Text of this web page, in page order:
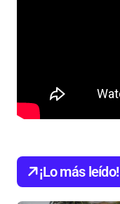
¡Lo más leído!